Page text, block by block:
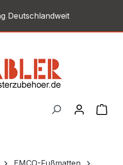
Deutschlandweit
EMCO-Fußmatten